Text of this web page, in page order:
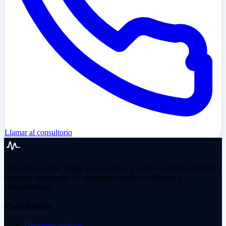
Llamar al consultorio
Encuentra al especialista que necesitas, resuelve tus dudas de salud y
mantente informado. Tu plataforma médica en México y
Latinoamérica.
Plataforma